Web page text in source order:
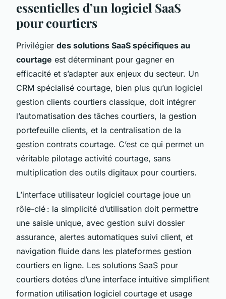
essentielles d’un logiciel SaaS
pour courtiers
Privilégier des solutions SaaS spécifiques au
courtage est déterminant pour gagner en
efficacité et s’adapter aux enjeux du secteur. Un
CRM spécialisé courtage, bien plus qu’un logiciel
gestion clients courtiers classique, doit intégrer
l’automatisation des tâches courtiers, la gestion
portefeuille clients, et la centralisation de la
gestion contrats courtage. C’est ce qui permet un
véritable pilotage activité courtage, sans
multiplication des outils digitaux pour courtiers.
L’interface utilisateur logiciel courtage joue un
rôle-clé : la simplicité d’utilisation doit permettre
une saisie unique, avec gestion suivi dossier
assurance, alertes automatiques suivi client, et
navigation fluide dans les plateformes gestion
courtiers en ligne. Les solutions SaaS pour
courtiers dotées d’une interface intuitive simplifient
formation utilisation logiciel courtage et usage